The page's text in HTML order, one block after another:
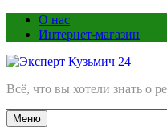
ПерейтиО нас
Интернет-магазин
Эксперт Кузьмич 24
Всё, что вы хотели знать о
Меню